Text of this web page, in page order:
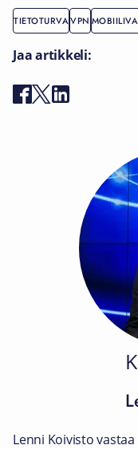
TIETOTURVAVPN
Jaa artikkeli:
Lenni Koivisto